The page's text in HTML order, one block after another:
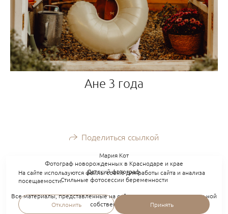
Ане 3 года
Поделиться ссылкой
Мария Кот
Фотограф новорожденных в Краснодаре и крае
Детский фотограф.
Стильные фотосессии беременности
Все материалы, представленные на сайте, являются интеллектуальной
собственностью.
На сайте используются файлы cookie для работы сайта и анализа
посещаемости.
Отклонить Принять